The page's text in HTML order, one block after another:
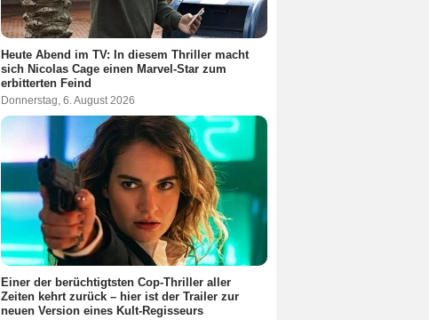
Heute Abend im TV: In diesem Thriller macht
sich Nicolas Cage einen Marvel-Star zum
erbitterten Feind
Donnerstag, 6. August 2026
Einer der berüchtigtsten Cop-Thriller aller
Zeiten kehrt zurück – hier ist der Trailer zur
neuen Version eines Kult-Regisseurs